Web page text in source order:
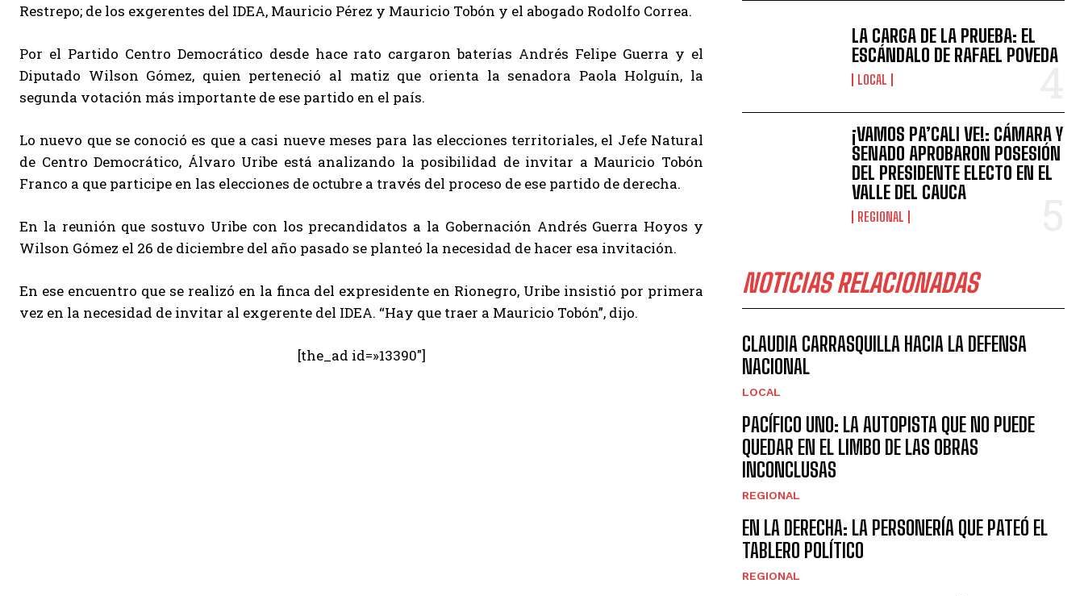
Restrepo; de los exgerentes del IDEA, Mauricio Pérez y Mauricio Tobón y el abogado Rodolfo Correa.
Por el Partido Centro Democrático desde hace rato cargaron baterías Andrés Felipe Guerra y el
Diputado Wilson Gómez, quien perteneció al matiz que orienta la senadora Paola Holguín, la
segunda votación más importante de ese partido en el país.
Lo nuevo que se conoció es que a casi nueve meses para las elecciones territoriales, el Jefe Natural
de Centro Democrático, Álvaro Uribe está analizando la posibilidad de invitar a Mauricio Tobón
Franco a que participe en las elecciones de octubre a través del proceso de ese partido de derecha.
En la reunión que sostuvo Uribe con los precandidatos a la Gobernación Andrés Guerra Hoyos y
Wilson Gómez el 26 de diciembre del año pasado se planteó la necesidad de hacer esa invitación.
En ese encuentro que se realizó en la finca del expresidente en Rionegro, Uribe insistió por primera
vez en la necesidad de invitar al exgerente del IDEA. “Hay que traer a Mauricio Tobón”, dijo.
[the_ad id=»13390″]
LA CARGA DE LA PRUEBA: EL
ESCÁNDALO DE RAFAEL POVEDA
LOCAL
¡VAMOS PA’CALI VE!: CÁMARA Y
SENADO APROBARON POSESIÓN
DEL PRESIDENTE ELECTO EN EL
VALLE DEL CAUCA
REGIONAL
NOTICIAS RELACIONADAS
CLAUDIA CARRASQUILLA HACIA LA DEFENSA
NACIONAL
LOCAL
PACÍFICO UNO: LA AUTOPISTA QUE NO PUEDE
QUEDAR EN EL LIMBO DE LAS OBRAS
INCONCLUSAS
REGIONAL
EN LA DERECHA: LA PERSONERÍA QUE PATEÓ EL
TABLERO POLÍTICO
REGIONAL